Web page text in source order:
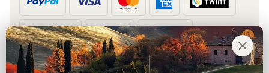
Vorkasse Rechnung